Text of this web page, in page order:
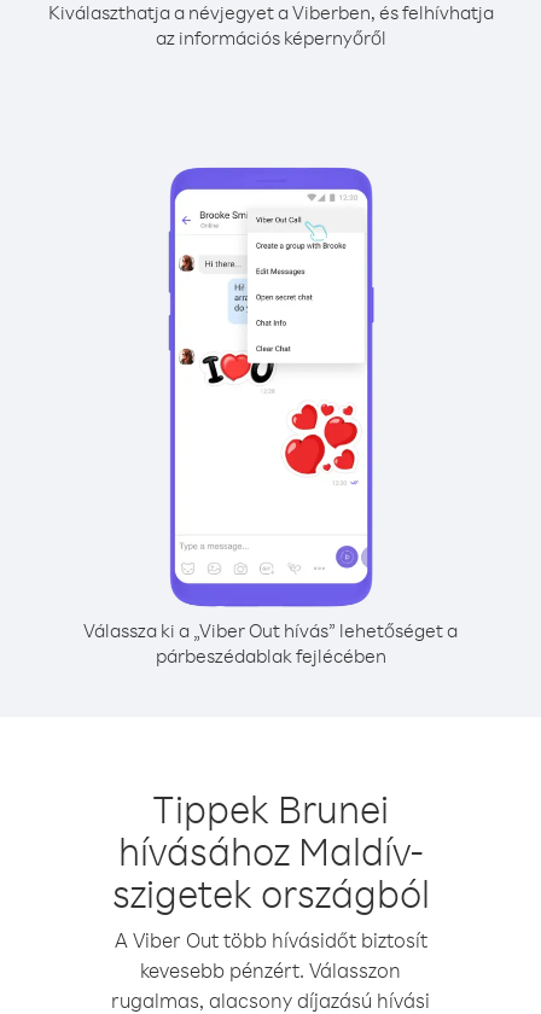
Kiválaszthatja a névjegyet a Viberben, és felhívhatja
az információs képernyőről
Válassza ki a „Viber Out hívás” lehetőséget a
párbeszédablak fejlécében
Tippek Brunei
hívásához Maldív-
szigetek országból
A Viber Out több hívásidőt biztosít
kevesebb pénzért. Válasszon
rugalmas, alacsony díjazású hívási